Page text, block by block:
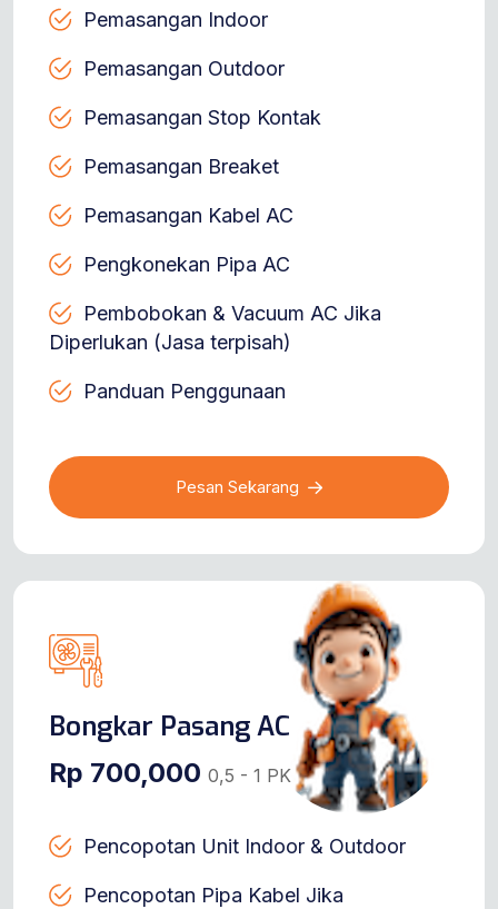
Pemasangan Indoor
Pemasangan Outdoor
Pemasangan Stop Kontak
Pemasangan Breaket
Pemasangan Kabel AC
Pengkonekan Pipa AC
Pembobokan & Vacuum AC Jika
Diperlukan (Jasa terpisah)
Panduan Penggunaan
Pesan Sekarang
Bongkar Pasang AC
Rp 700,000 0,5 - 1 PK
Pencopotan Unit Indoor & Outdoor
Pencopotan Pipa Kabel Jika